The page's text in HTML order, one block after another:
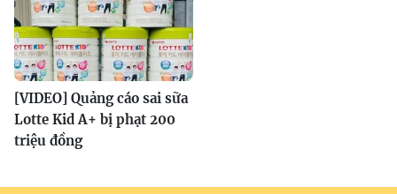
[VIDEO] Quảng cáo sai sữa
Lotte Kid A+ bị phạt 200
triệu đồng